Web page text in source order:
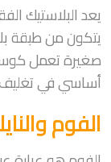
يعد البلاستيك
يتكون من طبقة
صغيرة تعمل
أساسي في تغليف
الفوم